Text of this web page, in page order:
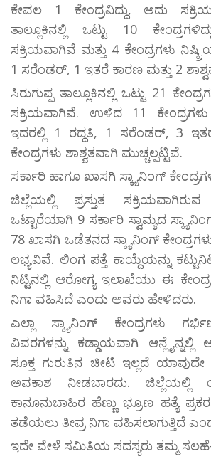
ಕೇವಲ 1 ಕೇಂದ್ರವಿದ್ದು, ಅದು
ತಾಲ್ಲೂಕಿನಲ್ಲಿ ಒಟ್ಟು 10
ಸಕ್ರಿಯವಾಗಿವೆ ಮತ್ತು 4 ಕೇಂದ್ರಗಳು
1 ಸರೆಂಡರ್, 1 ಇತರೆ ಕಾರಣ ಮತ್ತು 2
ಸಿರುಗುಪ್ಪ ತಾಲ್ಲೂಕಿನಲ್ಲಿ ಒಟ್ಟು 21
ಸಕ್ರಿಯವಾಗಿವೆ. ಉಳಿದ 11 ಕೇಂದ್ರಗಳು
ಇದರಲ್ಲಿ 1 ರದ್ದತಿ, 1 ಸರೆಂಡರ್, 3
ಕೇಂದ್ರಗಳು ಶಾಶ್ವತವಾಗಿ ಮುಚ್ಚಲ್ಪಟ್ಟಿವೆ.
ಸರ್ಕಾರಿ ಹಾಗೂ ಖಾಸಗಿ ಸ್ಕ್ಯಾನಿಂಗ್
ಜಿಲ್ಲೆಯಲ್ಲಿ ಪ್ರಸ್ತುತ ಸಕ್ರಿಯವಾಗಿರುವ
ಒಟ್ಟಾರೆಯಾಗಿ 9 ಸರ್ಕಾರಿ ಸ್ವಾಮ್ಯದ
78 ಖಾಸಗಿ ಒಡೆತನದ ಸ್ಕ್ಯಾನಿಂಗ್
ಲಭ್ಯವಿವೆ. ಲಿಂಗ ಪತ್ತೆ ಕಾಯ್ದೆಯನ್ನು
ನಿಟ್ಟಿನಲ್ಲಿ ಆರೋಗ್ಯ ಇಲಾಖೆಯು ಈ
ನಿಗಾ ವಹಿಸಿದೆ ಎಂದು ಅವರು ಹೇಳಿದರು.
ಎಲ್ಲಾ ಸ್ಕ್ಯಾನಿಂಗ್ ಕೇಂದ್ರಗಳು
ವಿವರಗಳನ್ನು ಕಡ್ಡಾಯವಾಗಿ ಆನ್ಲೈನ್ನಲ್ಲಿ
ಸೂಕ್ತ ಗುರುತಿನ ಚೀಟಿ ಇಲ್ಲದೆ
ಅವಕಾಶ ನೀಡಬಾರದು. ಜಿಲ್ಲೆಯಲ್ಲಿ
ಕಾನೂನುಬಾಹಿರ ಹೆಣ್ಣು ಭ್ರೂಣ ಹತ್ಯೆ
ತಡೆಯಲು ತೀವ್ರ ನಿಗಾ ವಹಿಸಲಾಗುತ್ತಿದೆ
ಇದೇ ವೇಳೆ ಸಮಿತಿಯ ಸದಸ್ಯರು ತಮ್ಮ